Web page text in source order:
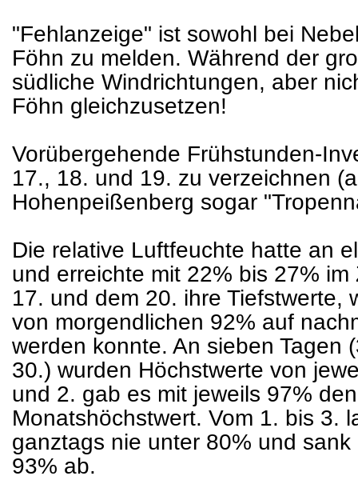
"Fehlanzeige" ist sowohl bei
Föhn zu melden. Während der
südliche Windrichtungen, aber
Föhn gleichzusetzen!
Vorübergehende Frühstunden-
17., 18. und 19. zu verzeichnen
Hohenpeißenberg sogar
Die relative Luftfeuchte hatte an
und erreichte mit 22% bis 27%
17. und dem 20. ihre Tiefstwerte,
von morgendlichen 92% auf
werden konnte. An sieben Tagen
30.) wurden Höchstwerte von
und 2. gab es mit jeweils 97%
Monatshöchstwert. Vom 1. bis 3.
ganztags nie unter 80% und
93% ab.